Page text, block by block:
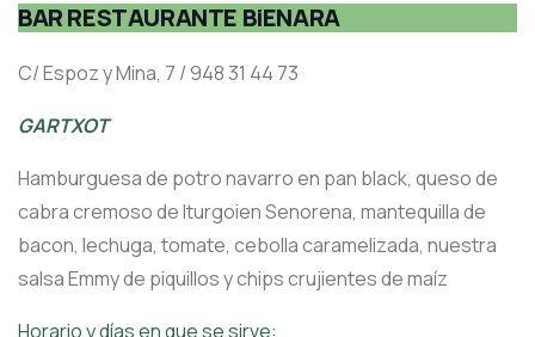
BAR RESTAURANTE BiENARA
C/ Espoz y Mina, 7 / 948 31 44 73
GARTXOT
Hamburguesa de potro navarro en pan black, queso de
cabra cremoso de Iturgoien Senorena, mantequilla de
bacon, lechuga, tomate, cebolla caramelizada, nuestra
salsa Emmy de piquillos y chips crujientes de maíz
Horario y días en que se sirve: